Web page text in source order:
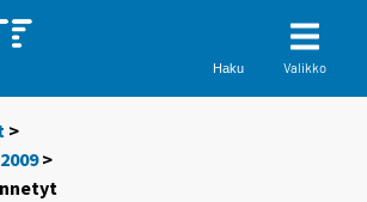
Haku Valikko
>
2009>